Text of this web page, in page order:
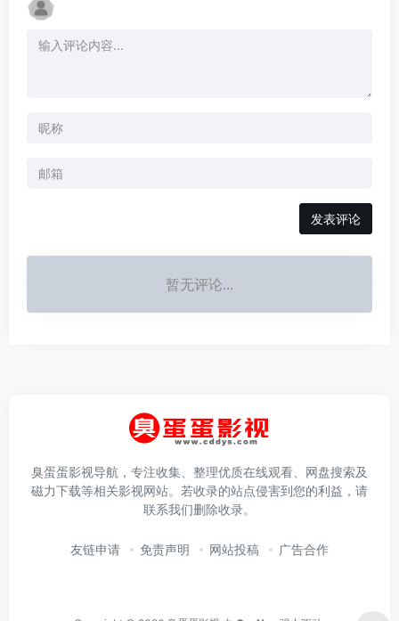
发表评论
暂无评论...
臭蛋蛋影视导航，专注收集、整理优质在线观看、网盘搜索及
磁力下载等相关影视网站。若收录的站点侵害到您的利益，请
联系我们删除收录。
友链申请 免责声明 网站投稿 广告合作